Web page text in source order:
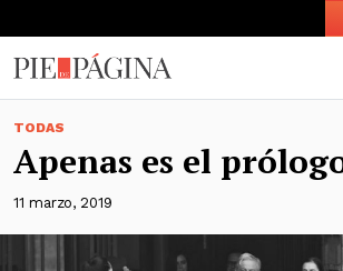
TODAS
Apenas es el
11 marzo, 2019